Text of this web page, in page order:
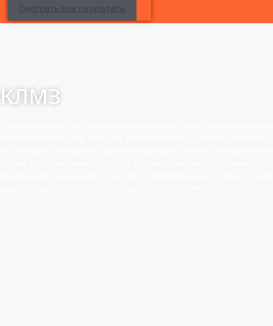
Смотреть все результаты
КЛМЗ